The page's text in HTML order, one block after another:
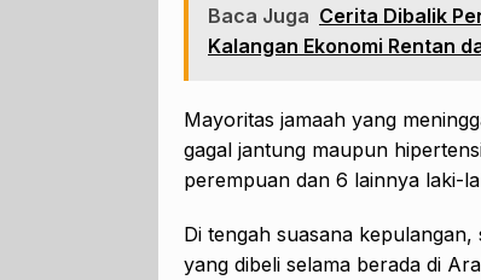
Baca Juga Cerita Dibalik
Kalangan Ekonomi Rentan
Mayoritas jamaah yang
gagal jantung maupun
perempuan dan 6 lainnya laki-
Di tengah suasana
yang dibeli selama berada di